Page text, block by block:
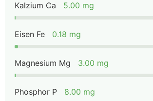
Kalzium Ca 5.00 mg
Eisen Fe 0.18 mg
Magnesium Mg 3.00 mg
Phosphor P 8.00 mg